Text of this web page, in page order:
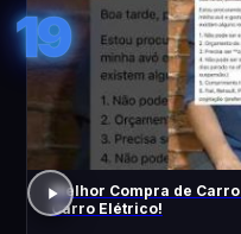
19
Melhor Compra de
Carro Elétrico!